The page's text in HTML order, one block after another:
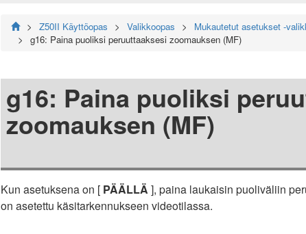
Z50II Käyttöopas Valikkoopas Mukautetut asetukset -
g16: Paina puoliksi peruuttaaksesi zoomauksen (MF)
g16: Paina puoliksi
zoomauksen (MF)
Kun asetuksena on [ PÄÄLLÄ ], paina laukaisin puoliväliin
on asetettu käsitarkennukseen videotilassa.